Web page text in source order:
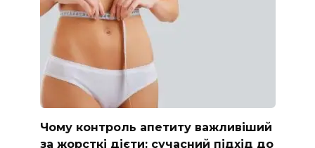
Чому контроль апетиту важливіший
за жорсткі дієти: сучасний підхід до